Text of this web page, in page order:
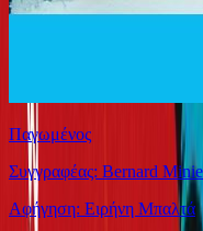
Παγωμένος
Συγγραφέας: Bernard
Αφήγηση: Ειρήνη Μπαλτά